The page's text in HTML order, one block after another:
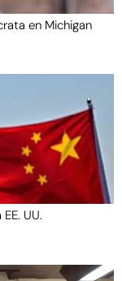
en Michigan
UU.